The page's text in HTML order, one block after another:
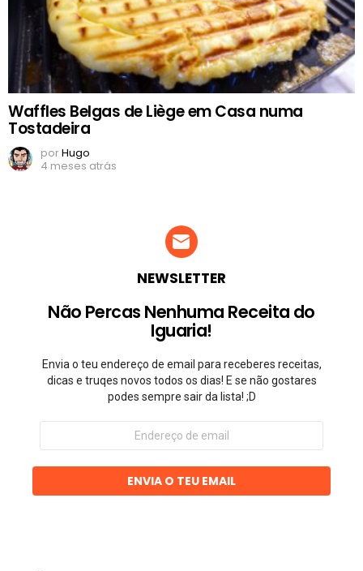
Waffles Belgas de Liège em Casa numa
Tostadeira
porHugo
4 meses atrás
NEWSLETTER
Não Percas Nenhuma Receita do
Iguaria!
Envia o teu endereço de email para receberes receitas,
dicas e truqes novos todos os dias! E se não gostares
podes sempre sair da lista! ;D
Endereço
email
ENVIA O TEU EMAIL